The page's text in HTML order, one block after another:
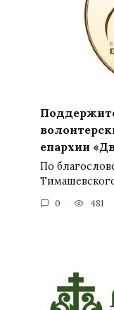
епархии
По
0 481